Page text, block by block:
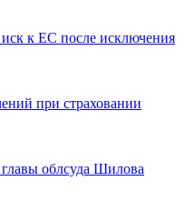
иск к ЕС после исключения
при страховании
облсуда Шилова